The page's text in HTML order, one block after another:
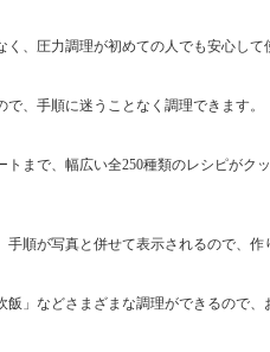
、圧力調理が初めての人でも安心して
、手順に迷うことなく調理できます。
まで、幅広い全250種類のレシピがク
順が写真と併せて表示されるので、
」などさまざまな調理ができるので、